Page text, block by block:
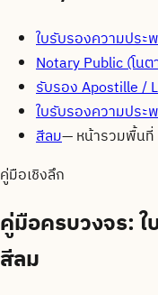
ใบรับรองความประ
Notary Public (โน
รับรอง Apostille /
ใบรับรองความประ
สีลม—หน้ารวมพื้นที่
คู่มือเชิงลึก
คู่มือครบวงจร:
สีลม